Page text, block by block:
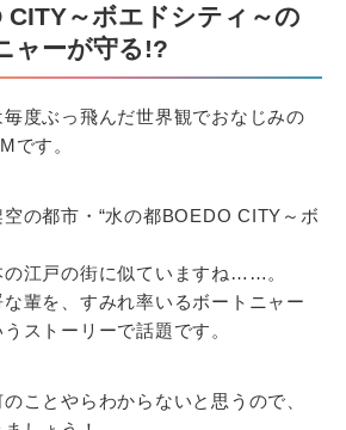
CITY～ボエドシティ～の
ャーが守る!?
度ぶっ飛んだ世界観でおなじみの
です。
の都市・“水の都BOEDO CITY～ボ
の江戸の街に似ていますね……。
輩を、すみれ率いるボートニャー
ストーリーで話題です。
ことやらわからないと思うので、